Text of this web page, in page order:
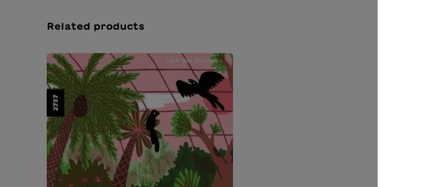
Salta la galleria dei prodotti
Related products